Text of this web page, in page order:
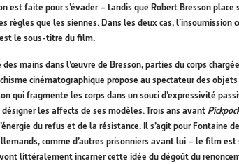
est faite pour s’évader – tandis que Robert Bresson
règles que les siennes. Dans les deux cas,
le sous-titre du film.
mains dans l’œuvre de Bresson, parties du corps
cinématographique propose au spectateur des
qui fragmente les corps dans un souci d’expressivité
les affects de ses modèles. Trois ans avant
du refus et de la résistance. Il s’agit pour Fontaine
comme d’autres prisonniers avant lui – le film
littéralement incarner cette idée du dégoût du